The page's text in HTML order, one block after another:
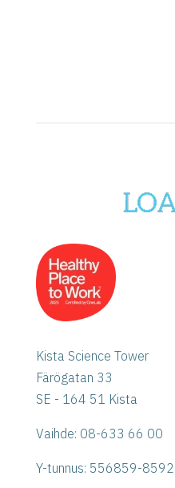
Kista Science Tower
Färögatan 33
SE - 164 51 Kista
Vaihde: 08-633 66 00
Y-tunnus: 556859-8592